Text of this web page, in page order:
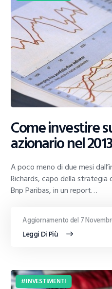
Come investire
azionario nel 2013
A poco meno di due mesi
Richards, capo della strategia
Bnp Paribas, in un report…
Leggi Di Più
Aggiornamento del 7
INVESTIMENTI